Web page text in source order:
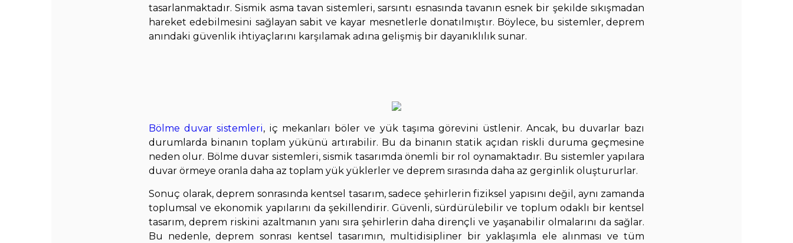
tasarlanmaktadır. Sismik asma tavan sistemleri, sarsıntı esnasında tavanın esnek bir şekilde sıkışmadan
hareket edebilmesini sağlayan sabit ve kayar mesnetlerle donatılmıştır. Böylece, bu sistemler, deprem
anındaki güvenlik ihtiyaçlarını karşılamak adına gelişmiş bir dayanıklılık sunar.
Bölme duvar sistemleri, iç mekanları böler ve yük taşıma görevini üstlenir. Ancak, bu duvarlar bazı
durumlarda binanın toplam yükünü artırabilir. Bu da binanın statik açıdan riskli duruma geçmesine
neden olur. Bölme duvar sistemleri, sismik tasarımda önemli bir rol oynamaktadır. Bu sistemler yapılara
duvar örmeye oranla daha az toplam yük yüklerler ve deprem sırasında daha az gerginlik oluştururlar.
Sonuç olarak, deprem sonrasında kentsel tasarım, sadece şehirlerin fiziksel yapısını değil, aynı zamanda
toplumsal ve ekonomik yapılarını da şekillendirir. Güvenli, sürdürülebilir ve toplum odaklı bir kentsel
tasarım, deprem riskini azaltmanın yanı sıra şehirlerin daha dirençli ve yaşanabilir olmalarını da sağlar.
Bu nedenle, deprem sonrası kentsel tasarımın, multidisipliner bir yaklaşımla ele alınması ve tüm